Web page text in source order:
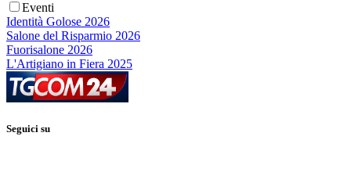
Eventi
Identità Golose 2026
Salone del Risparmio 2026
Fuorisalone 2026
L'Artigiano in Fiera 2025
Seguici su